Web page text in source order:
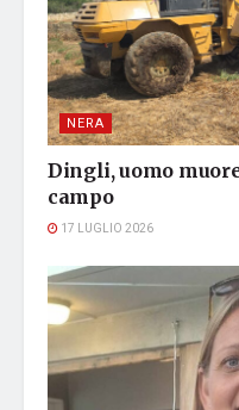
NERA
Dingli, uomo
campo
17 LUGLIO 2026